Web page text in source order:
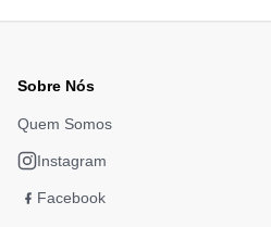
Sobre Nós
Quem Somos
Instagram
Facebook